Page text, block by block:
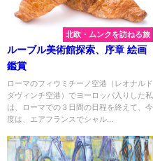
北欧・ムンクを訪ねる旅
ルーブル美術館探索、序章 絵画
鑑賞
ローマのフィウミチーノ空港（レオナルド
ダヴィンチ空港）でヨーロッパ入りした私
は、ローマでの３日間の日程を終えて、今
度は、エアフランスでシャル...